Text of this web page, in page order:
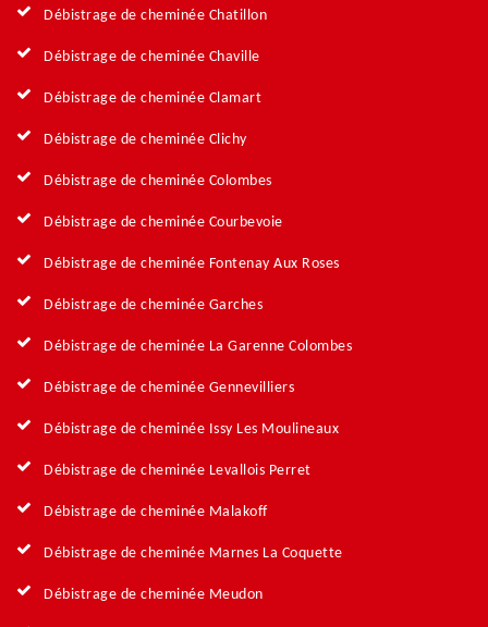
Débistrage de cheminée Chatillon
Débistrage de cheminée Chaville
Débistrage de cheminée Clamart
Débistrage de cheminée Clichy
Débistrage de cheminée Colombes
Débistrage de cheminée Courbevoie
Débistrage de cheminée Fontenay Aux Roses
Débistrage de cheminée Garches
Débistrage de cheminée La Garenne Colombes
Débistrage de cheminée Gennevilliers
Débistrage de cheminée Issy Les Moulineaux
Débistrage de cheminée Levallois Perret
Débistrage de cheminée Malakoff
Débistrage de cheminée Marnes La Coquette
Débistrage de cheminée Meudon